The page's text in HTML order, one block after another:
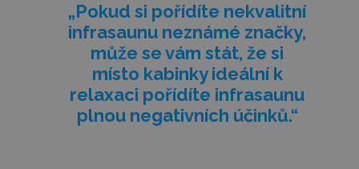
„Pokud si pořídíte nekvalitní
infrasaunu neznámé značky,
může se vám stát, že si
místo kabinky ideální k
relaxaci pořídíte infrasaunu
plnou negativních účinků.“